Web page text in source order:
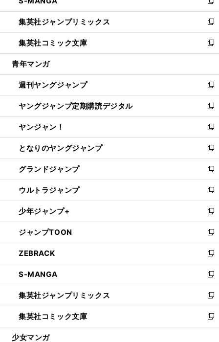
開
く
ウ
で
開
く
ィ
ン
ド
ウ
で
開
い
ウ
ィ
ン
ド
ウ
開
く
新
し
い
ウ
ィ
ン
ウ
で
開
く
集英社ジャンプリミックス
新
し
い
ウ
ン
ド
ウ
で
開
く
集英社コミック文庫
新
し
ウ
ィ
ン
ド
ウ
で
開
く
青年マンガ
週刊ヤングジャンプ
新
し
い
ウ
ィ
ン
ド
ウ
で
開
く
ヤングジャンプ定期購読デジタル
新
し
い
ウ
ィ
ン
ド
ウ
で
開
く
ヤンジャン！
新
し
い
ウ
ィ
ン
ド
ウ
で
開
く
となりのヤングジャンプ
新
し
い
ウ
ィ
ン
ド
ウ
で
開
く
グランドジャンプ
新
し
い
ウ
ィ
ン
ド
ウ
で
開
く
ウルトラジャンプ
新
し
い
ウ
ィ
ン
ド
ウ
で
開
く
少年ジャンプ+
新
し
い
ウ
ィ
ン
ド
ウ
で
開
く
ジャンプTOON
新
し
い
ウ
ィ
ン
ド
ウ
で
開
ZEBRACK
新
し
い
ウ
ィ
ン
ド
ウ
S-MANGA
新
し
い
ウ
ィ
ン
集英社ジャンプリミックス
新
し
い
ウ
集英社コミック文庫
新
し
少女マンガ